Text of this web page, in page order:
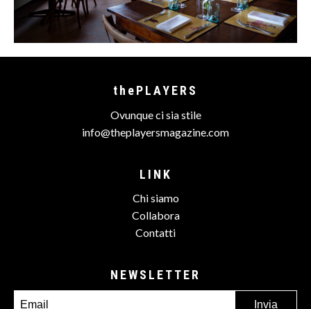
thePLAYERS
Ovunque ci sia stile
info@theplayersmagazine.com
LINK
Chi siamo
Collabora
Contatti
NEWSLETTER